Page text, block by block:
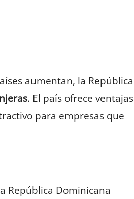
aumentan, la República
. El país ofrece ventajas
para empresas que
República Dominicana